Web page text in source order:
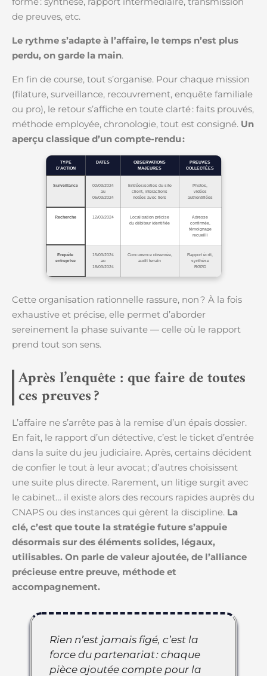
de preuves, etc.
Le rythme s’adapte à l’affaire, le temps n’est plus
perdu, on garde la main.
En fin de course, tout s’organise. Pour chaque mission
(filature, surveillance, recouvrement, enquête familiale
ou pro), le retour s’affiche en toute clarté : faits prouvés,
méthode employée, chronologie, tout est consigné. Un
aperçu classique d’un compte-rendu :
TYPE
D’ACTION
DATES
OBSERVATIONS
MAJEURES
PREUVES
COLLECTÉES
Surveillance
02/03/2024
au
05/03/2024
Entrées/sorties du site
client, interactions
notées avec tiers
Photos,
vidéos
authentifiées
Recherche 12/03/2024
Localisation précise
du débiteur identifiée
Adresse
confirmée,
témoignage
recueilli
Enquête
entreprise
15/03/2024
au
18/03/2024
Concurrence observée,
audit terrain
Rapport écrit,
synthèse
RGPD
Cette organisation rationnelle rassure, non ? À la fois
exhaustive et précise, elle permet d’aborder
sereinement la phase suivante — celle où le rapport
prend tout son sens.
Après l’enquête : que faire de toutes
ces preuves ?
L’affaire ne s’arrête pas à la remise d’un épais dossier.
En fait, le rapport d’un détective, c’est le ticket d’entrée
dans la suite du jeu judiciaire. Après, certains décident
de confier le tout à leur avocat ; d’autres choisissent
une suite plus directe. Rarement, un litige surgit avec
le cabinet… il existe alors des recours rapides auprès du
CNAPS ou des instances qui gèrent la discipline. La
clé, c’est que toute la stratégie future s’appuie
désormais sur des éléments solides, légaux,
utilisables. On parle de valeur ajoutée, de l’alliance
précieuse entre preuve, méthode et
accompagnement.
Rien n’est jamais figé, c’est la
force du partenariat : chaque
pièce ajoutée compte pour la